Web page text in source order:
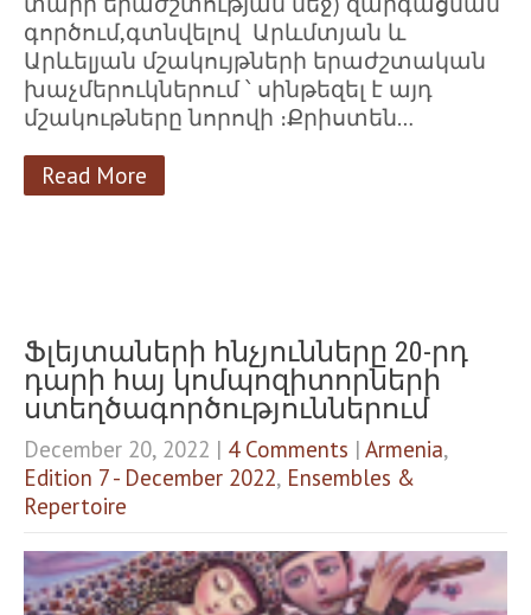
գործում,գտնվելով Արևմտյան և
Արևելյան մշակույթների երաժշտական
խաչմերուկներում ՝ սինթեզել է այդ
մշակութները նորովի ։Քրիստեն…
Read More
Ֆլեյտաների հնչյունները 20-րդ
դարի հայ կոմպոզիտորների
ստեղծագործություններում
December 20, 2022 | 4 Comments | Armenia,
Edition 7 - December 2022, Ensembles &
Repertoire